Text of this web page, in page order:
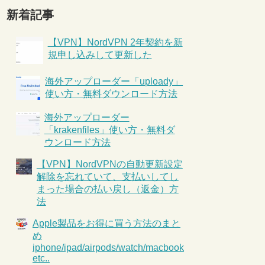
新着記事
【VPN】NordVPN 2年契約を新
規申し込みして更新した
海外アップローダー「uploady」
使い方・無料ダウンロード方法
海外アップローダー
「krakenfiles」使い方・無料ダ
ウンロード方法
【VPN】NordVPNの自動更新設定
解除を忘れていて、支払いしてし
まった場合の払い戻し（返金）方
法
Apple製品をお得に買う方法のまと
め
iphone/ipad/airpods/watch/macbook
etc..